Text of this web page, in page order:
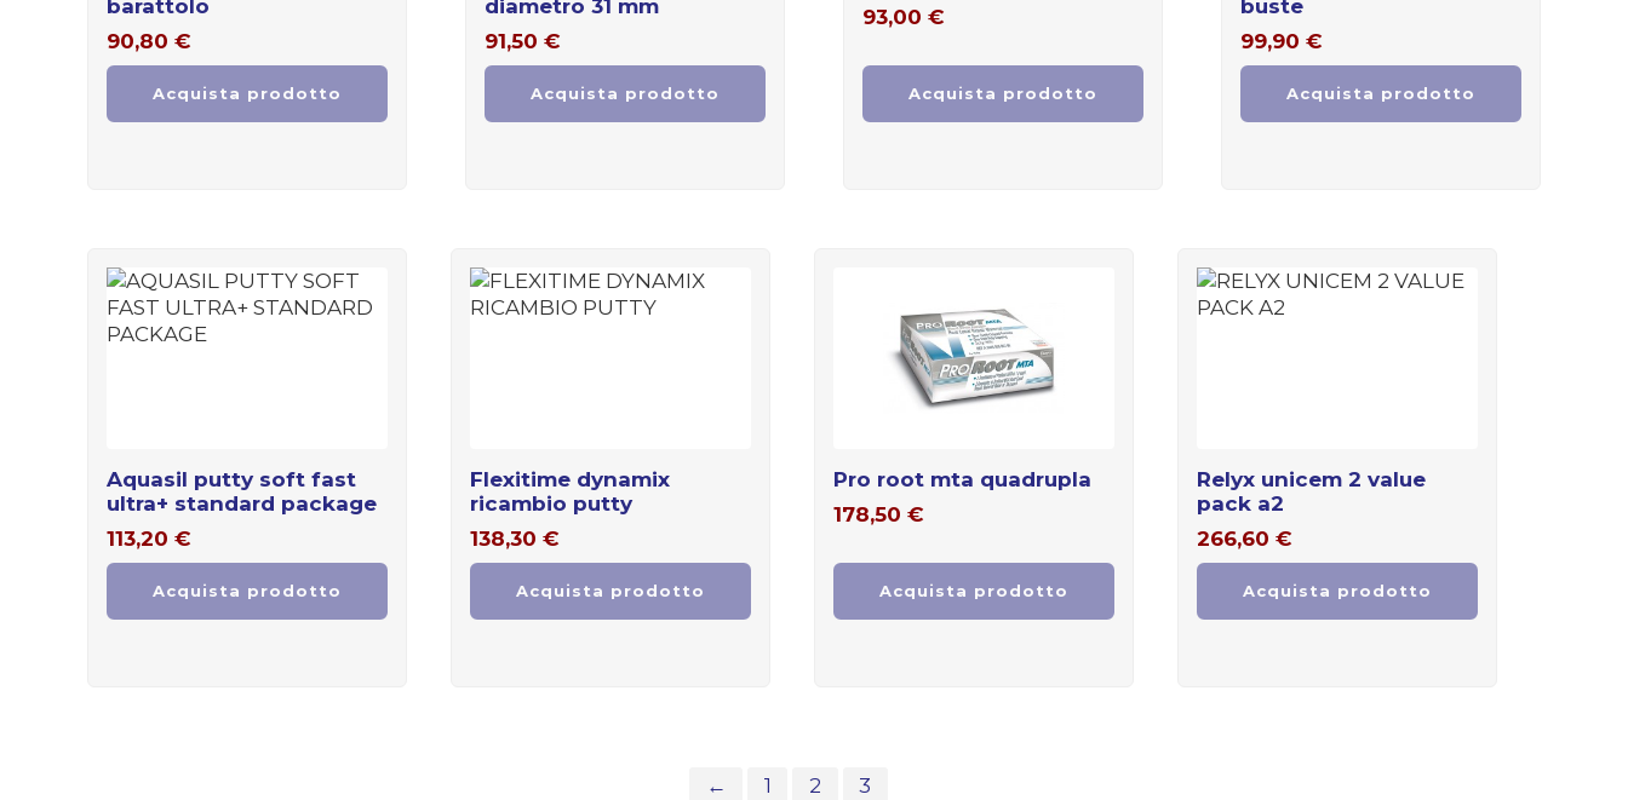
barattolo
90,80 €
Acquista prodotto
diametro 31 mm
91,50 €
Acquista prodotto
93,00 €
Acquista prodotto
buste
99,90 €
Acquista prodotto
aquasil putty soft fast
ultra+ standard package
113,20 €
Acquista prodotto
flexitime dynamix
ricambio putty
138,30 €
Acquista prodotto
pro root mta quadrupla
178,50 €
Acquista prodotto
relyx unicem 2 value
pack a2
266,60 €
Acquista prodotto
← 1 2 3